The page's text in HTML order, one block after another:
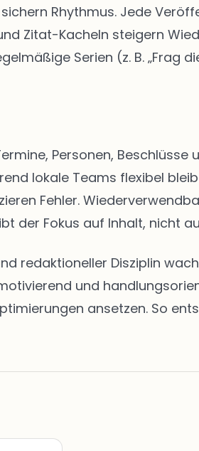
Rhythmus. Jede
Zitat-Kacheln steigern
Serien (z. B. „Frag
Personen, Beschlüsse
lokale Teams flexibel
Fehler.
der Fokus auf Inhalt, nicht
redaktioneller Disziplin
und
ansetzen. So